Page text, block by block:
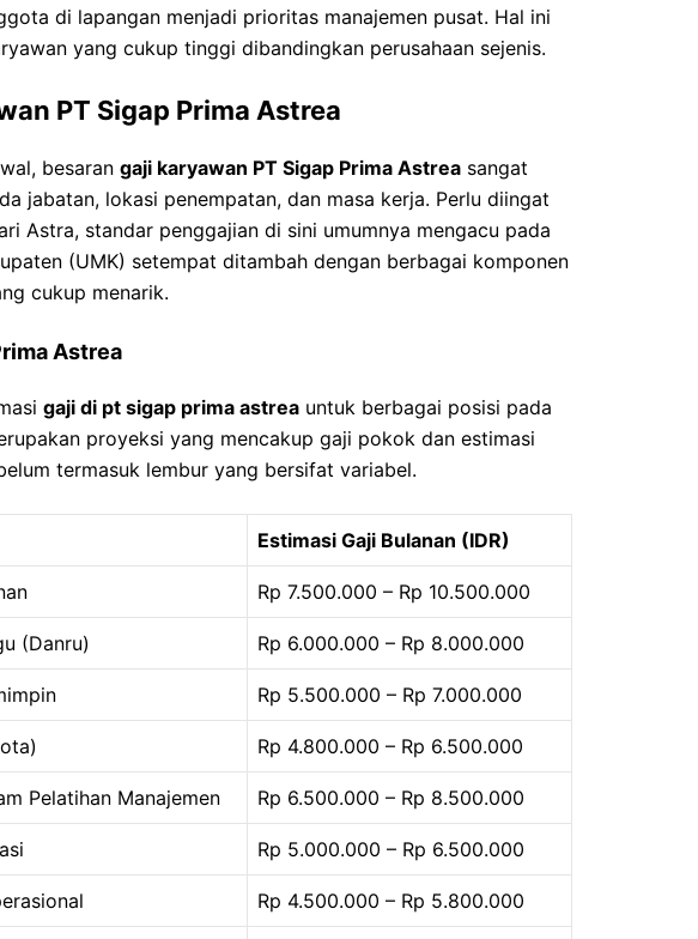
di lapangan menjadi prioritas manajemen pusat. Hal ini
yang cukup tinggi dibandingkan perusahaan sejenis.
PT Sigap Prima Astrea
besaran gaji karyawan PT Sigap Prima Astrea sangat
jabatan, lokasi penempatan, dan masa kerja. Perlu diingat
Astra, standar penggajian di sini umumnya mengacu pada
(UMK) setempat ditambah dengan berbagai komponen
cukup menarik.
Astrea
gaji di pt sigap prima astrea untuk berbagai posisi pada
proyeksi yang mencakup gaji pokok dan estimasi
termasuk lembur yang bersifat variabel.
Estimasi Gaji Bulanan (IDR)
Rp 7.500.000 – Rp 10.500.000
(Danru) Rp 6.000.000 – Rp 8.000.000
Rp 5.500.000 – Rp 7.000.000
Rp 4.800.000 – Rp 6.500.000
Pelatihan Manajemen Rp 6.500.000 – Rp 8.500.000
Rp 5.000.000 – Rp 6.500.000
Rp 4.500.000 – Rp 5.800.000